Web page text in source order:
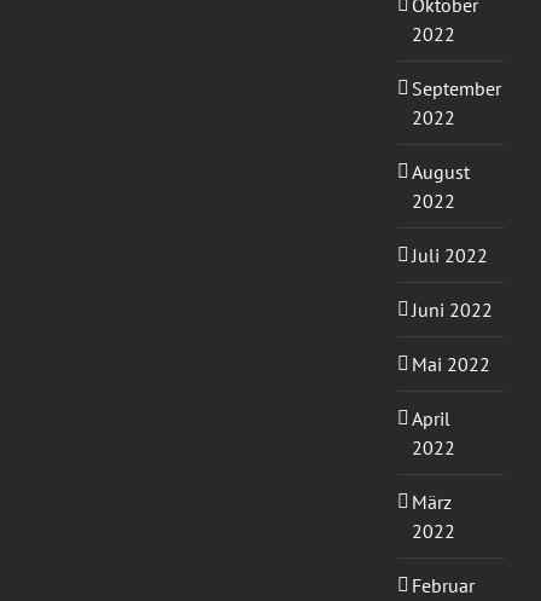
Oktober
2022
September
2022
August
2022
Juli 2022
Juni 2022
Mai 2022
April
2022
März
2022
Februar